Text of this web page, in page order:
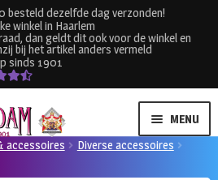
besteld dezelfde dag verzonden!
winkel in Haarlem
dan geldt dit ook voor de winkel en
bij het artikel anders vermeld
sinds 1901
MENU
accessoires
Diverse accessoires